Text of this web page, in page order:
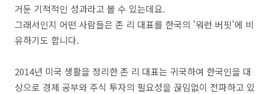
거둔 기적적인 성과라고 볼 수 있는데요.
그래서인지 어떤 사람들은 존 리 대표를 한국의 '워런 버핏'에 비
유하기도 합니다.
2014년 미국 생활을 정리한 존 리 대표는 귀국하여 한국인을 대
상으로 경제 공부와 주식 투자의 필요성을 끊임없이 전파하고 있